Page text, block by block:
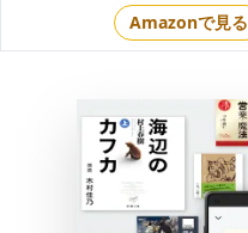
Amazonで見る